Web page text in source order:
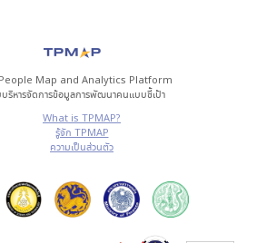
Map and Analytics Platform
บริหารจัดการข้อมูลการพัฒนาคนแบบชี้เป้า
What is TPMAP?
รู้จัก TPMAP
ความเป็นส่วนตัว